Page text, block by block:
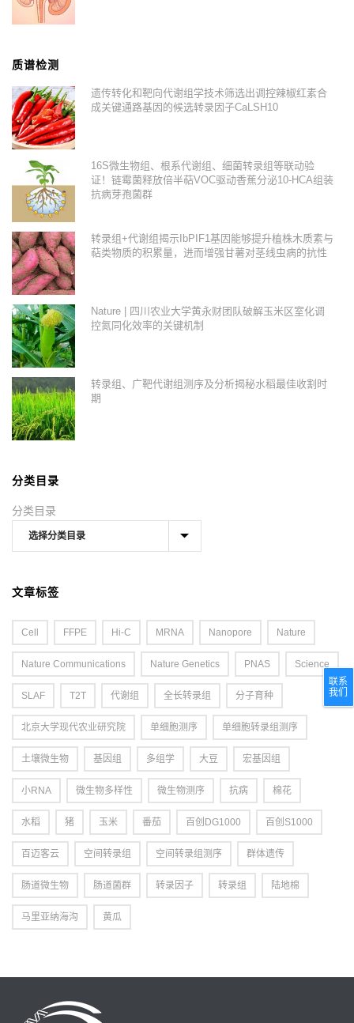
质谱检测
遗传转化和靶向代谢组学技术筛选出调控辣椒红素合
成关键通路基因的候选转录因子CaLSH10
16S微生物组、根系代谢组、细菌转录组等联动验
证！链霉菌释放倍半萜VOC驱动香蕉分泌10-HCA组装
抗病芽孢菌群
转录组+代谢组揭示IbPIF1基因能够提升植株木质素与
萜类物质的积累量，进而增强甘薯对茎线虫病的抗性
Nature | 四川农业大学黄永财团队破解玉米区室化调
控氮同化效率的关键机制
转录组、广靶代谢组测序及分析揭秘水稻最佳收割时
期
分类目录
分类目录
文章标签
Cell FFPE Hi-C MRNA Nanopore Nature
Nature Communications Nature Genetics PNAS Science
SLAF T2T 代谢组 全长转录组 分子育种
北京大学现代农业研究院 单细胞测序 单细胞转录组测序
土壤微生物 基因组 多组学 大豆 宏基因组
小RNA 微生物多样性 微生物测序 抗病 棉花
水稻 猪 玉米 番茄 百创DG1000 百创S1000
百迈客云 空间转录组 空间转录组测序 群体遗传
肠道微生物 肠道菌群 转录因子 转录组 陆地棉
马里亚纳海沟 黄瓜
联系
我们